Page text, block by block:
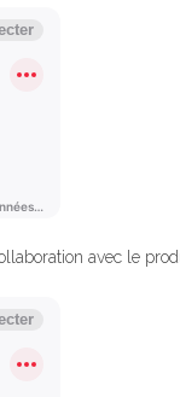
avec le